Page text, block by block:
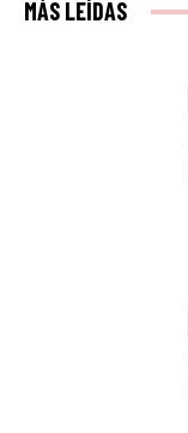
MÁS LEÍDAS